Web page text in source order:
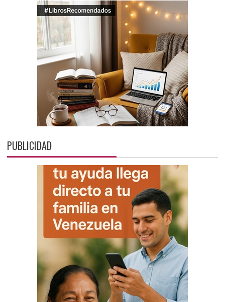
PUBLICIDAD